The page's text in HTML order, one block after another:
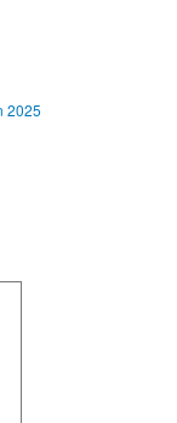
2025